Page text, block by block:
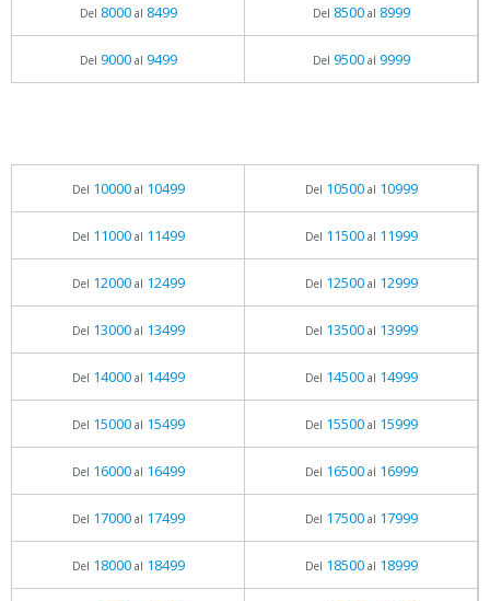
Del 8000al 8499 Del 8500al 8999
Del 9000al 9499 Del 9500al 9999
Del 10000al 10499 Del 10500al 10999
Del 11000al 11499 Del 11500al 11999
Del 12000al 12499 Del 12500al 12999
Del 13000al 13499 Del 13500al 13999
Del 14000al 14499 Del 14500al 14999
Del 15000al 15499 Del 15500al 15999
Del 16000al 16499 Del 16500al 16999
Del 17000al 17499 Del 17500al 17999
Del 18000al 18499 Del 18500al 18999